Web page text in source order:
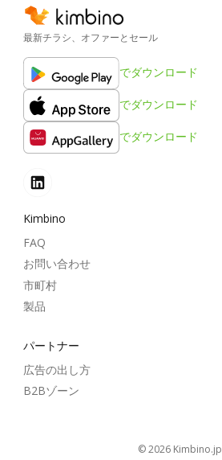
最新チラシ、オファーとセール
でダウンロード
でダウンロード
でダウンロード
Kimbino
FAQ
お問い合わせ
市町村
製品
パートナー
広告の出し方
B2Bゾーン
© 2026 kimbino.jp